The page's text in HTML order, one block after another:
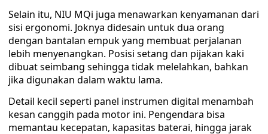
Selain itu, NIU MQi juga menawarkan kenyamanan dari
sisi ergonomi. Joknya didesain untuk dua orang
dengan bantalan empuk yang membuat perjalanan
lebih menyenangkan. Posisi setang dan pijakan kaki
dibuat seimbang sehingga tidak melelahkan, bahkan
jika digunakan dalam waktu lama.
Detail kecil seperti panel instrumen digital menambah
kesan canggih pada motor ini. Pengendara bisa
memantau kecepatan, kapasitas baterai, hingga jarak